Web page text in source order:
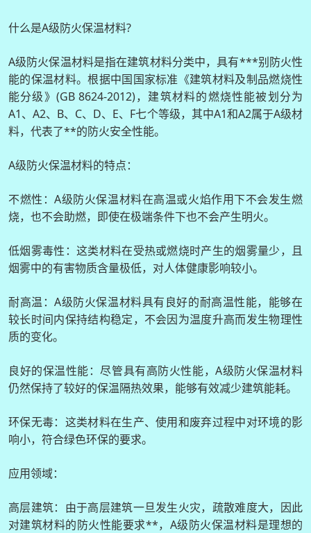
什么是A级防火保温材料?
A级防火保温材料是指在建筑材料分类中，具有***别防火性
能的保温材料。根据中国国家标准《建筑材料及制品燃烧性
能分级》(GB 8624-2012)，建筑材料的燃烧性能被划分为
A1、A2、B、C、D、E、F七个等级，其中A1和A2属于A级材
料，代表了**的防火安全性能。
A级防火保温材料的特点：
不燃性：A级防火保温材料在高温或火焰作用下不会发生燃
烧，也不会助燃，即使在极端条件下也不会产生明火。
低烟雾毒性：这类材料在受热或燃烧时产生的烟雾量少，且
烟雾中的有害物质含量极低，对人体健康影响较小。
耐高温：A级防火保温材料具有良好的耐高温性能，能够在
较长时间内保持结构稳定，不会因为温度升高而发生物理性
质的变化。
良好的保温性能：尽管具有高防火性能，A级防火保温材料
仍然保持了较好的保温隔热效果，能够有效减少建筑能耗。
环保无毒：这类材料在生产、使用和废弃过程中对环境的影
响小，符合绿色环保的要求。
应用领域：
高层建筑：由于高层建筑一旦发生火灾，疏散难度大，因此
对建筑材料的防火性能要求**，A级防火保温材料是理想的